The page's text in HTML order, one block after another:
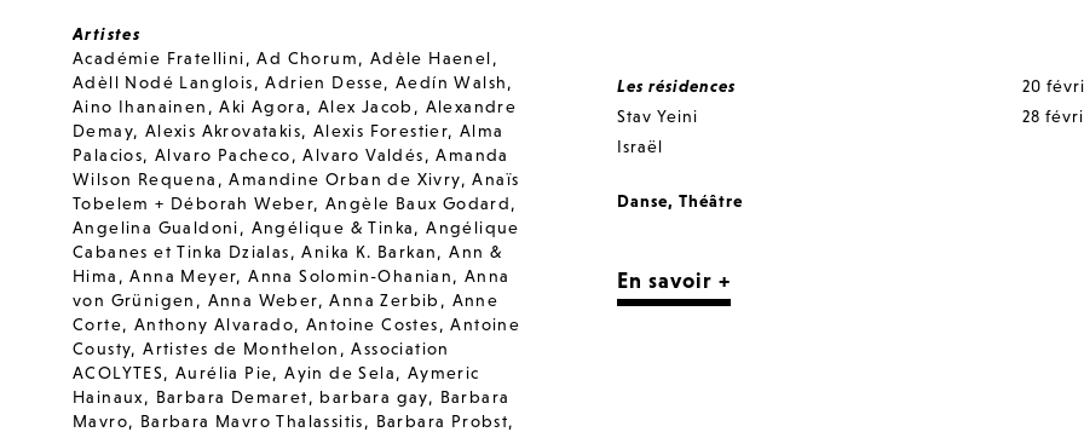
Artistes
Académie Fratellini,Ad Chorum, Adèle Haenel,
Adèll Nodé Langlois,Adrien Desse,Aedín Walsh,
Aino Ihanainen ,Aki Agora, Alex Jacob , Alexandre
Demay, Alexis Akrovatakis, Alexis Forestier,Alma
Palacios,Alvaro Pacheco,Alvaro Valdés,Amanda
Wilson Requena ,Amandine Orban de Xivry,Anaïs
Tobelem + Déborah Weber,Angèle Baux Godard,
Angelina Gualdoni, Angélique & Tinka,Angélique
Cabanes et Tinka Dzialas,Anika K. Barkan,Ann &
Hima ,Anna Meyer,Anna Solomin-Ohanian,Anna
von Grünigen , Anna Weber,Anna Zerbib , Anne
Corte, Anthony Alvarado,Antoine Costes,Antoine
Cousty,Artistes de Monthelon ,Association
ACOLYTES,Aurélia Pie,Ayin de Sela, Aymeric
Hainaux, Barbara Demaret, barbara gay, Barbara
Mavro, Barbara Mavro Thalassitis, Barbara Probst,
Les résidences
Stav Yeini
Israël
Danse,Théâtre
20
28
En savoir +